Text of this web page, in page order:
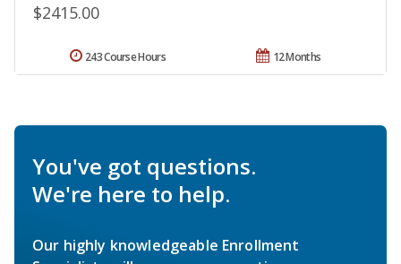
$2415.00
12 Months
243 Course Hours
You've got questions.
We're here to help.
Our highly knowledgeable Enrollment